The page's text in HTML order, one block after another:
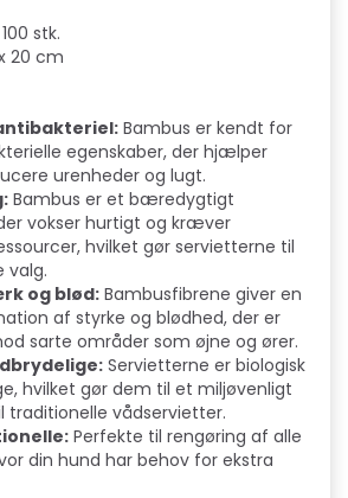
stk.
20 cm
Bambus er kendt for
egenskaber, der hjælper
urenheder og lugt.
Bambus er et bæredygtigt
vokser hurtigt og kræver
hvilket gør servietterne til
valg.
og blød: Bambusfibrene giver en
af styrke og blødhed, der er
sarte områder som øjne og ører.
Servietterne er biologisk
hvilket gør dem til et miljøvenligt
traditionelle vådservietter.
Perfekte til rengøring af alle
din hund har behov for ekstra